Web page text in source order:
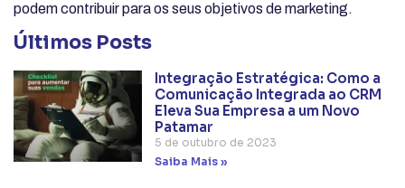
podem contribuir para os seus objetivos de marketing.
Últimos Posts
Integração Estratégica: Como a
Comunicação Integrada ao CRM
Eleva Sua Empresa a um Novo
Patamar
5 de outubro de 2023
Saiba Mais »